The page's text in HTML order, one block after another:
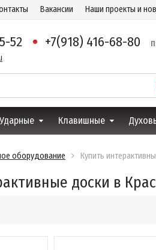
Вакансии Наши проекты и
52 +7(918) 416-68-80
Ударные Клавишные
оборудование Купить
доски в